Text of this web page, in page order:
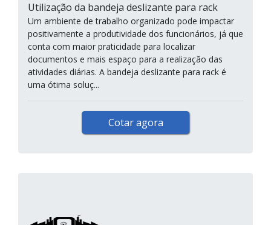
Utilização da bandeja deslizante para rack
Um ambiente de trabalho organizado pode impactar
positivamente a produtividade dos funcionários, já que
conta com maior praticidade para localizar
documentos e mais espaço para a realização das
atividades diárias. A bandeja deslizante para rack é
uma ótima soluç...
Cotar agora